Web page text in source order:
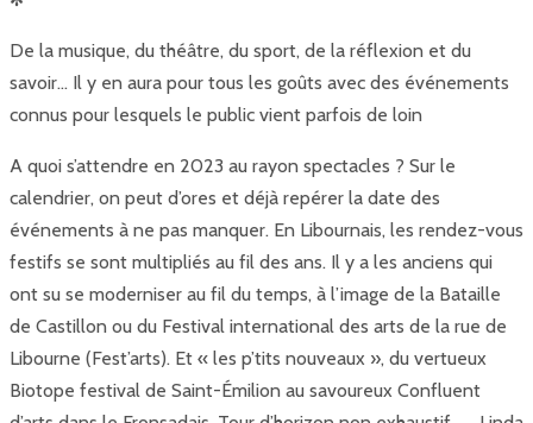
De la musique, du théâtre, du sport, de la réflexion et du
savoir… Il y en aura pour tous les goûts avec des événements
connus pour lesquels le public vient parfois de loin
A quoi s’attendre en 2023 au rayon spectacles ? Sur le
calendrier, on peut d’ores et déjà repérer la date des
événements à ne pas manquer. En Libournais, les rendez-vous
festifs se sont multipliés au fil des ans. Il y a les anciens qui
ont su se moderniser au fil du temps, à l’image de la Bataille
de Castillon ou du Festival international des arts de la rue de
Libourne (Fest’arts). Et « les p’tits nouveaux », du vertueux
Biotope festival de Saint-Émilion au savoureux Confluent